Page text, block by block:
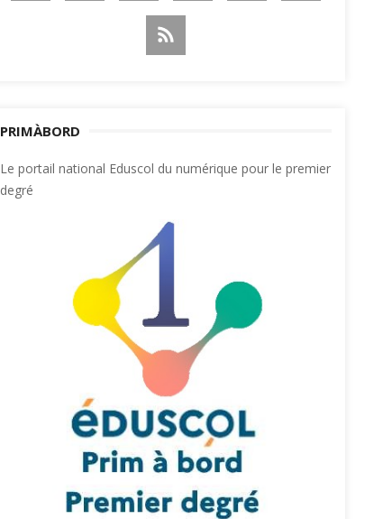
PRIMÀBORD
Le portail national Eduscol du numérique pour le premier
degré